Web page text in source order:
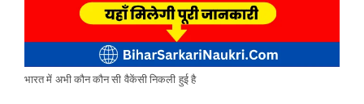
भारत में अभी कौन कौन सी वैकेंसी निकली हुई है